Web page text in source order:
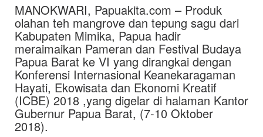
MANOKWARI, Papuakita.com – Produk
olahan teh mangrove dan tepung sagu dari
Kabupaten Mimika, Papua hadir
meraimaikan Pameran dan Festival Budaya
Papua Barat ke VI yang dirangkai dengan
Konferensi Internasional Keanekaragaman
Hayati, Ekowisata dan Ekonomi Kreatif
(ICBE) 2018 ,yang digelar di halaman Kantor
Gubernur Papua Barat, (7-10 Oktober
2018).